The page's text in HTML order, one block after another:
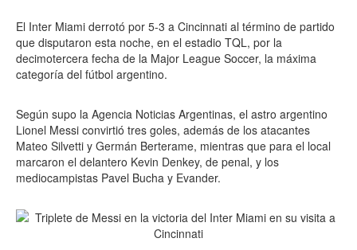
El Inter Miami derrotó por 5-3 a Cincinnati al término de partido
que disputaron esta noche, en el estadio TQL, por la
decimotercera fecha de la Major League Soccer, la máxima
categoría del fútbol argentino.
Según supo la Agencia Noticias Argentinas, el astro argentino
Lionel Messi convirtió tres goles, además de los atacantes
Mateo Silvetti y Germán Berterame, mientras que para el local
marcaron el delantero Kevin Denkey, de penal, y los
mediocampistas Pavel Bucha y Evander.